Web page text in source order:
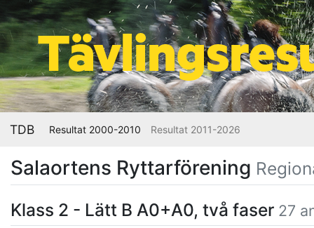
TDB Resultat 2000-2010 Resultat 2011-2026
Salaortens Ryttarförening
Klass 2 - Lätt B A0+A0, två faser 27